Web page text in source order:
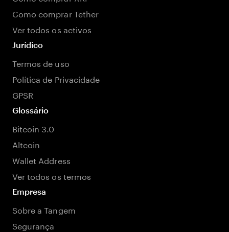
Como comprar Tether
Ver todos os activos
Jurídico
Termos de uso
Política de Privacidade
GPSR
Glossário
Bitcoin 3.0
Altcoin
Wallet Address
Ver todos os termos
Empresa
Sobre a Tangem
Segurança